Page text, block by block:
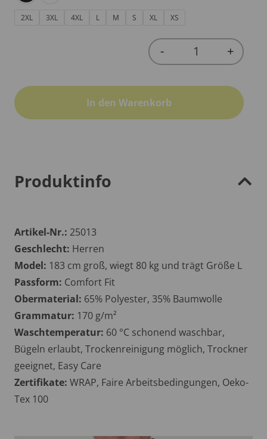
2XL 3XL 4XL L M S XL XS
Quantity
- +
In den Warenkorb
Produktinfo
Artikel-Nr.: 25013
Geschlecht: Herren
Model: 183 cm groß, wiegt 80 kg und trägt Größe L
Passform: Comfort Fit
Obermaterial: 65% Polyester, 35% Baumwolle
Grammatur: 170 g/m²
Waschtemperatur: 60 °C schonend waschbar,
Bügeln erlaubt, Trockenreinigung möglich, Trockner
geeignet, Easy Care
Zertifikate: WRAP, Faire Arbeitsbedingungen, Oeko-
Tex 100